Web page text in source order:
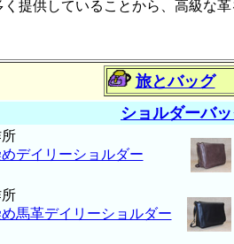
提供していることから、高級な
旅とバッグ
ショルダーバ
デイリーショルダー
馬革デイリーショルダー